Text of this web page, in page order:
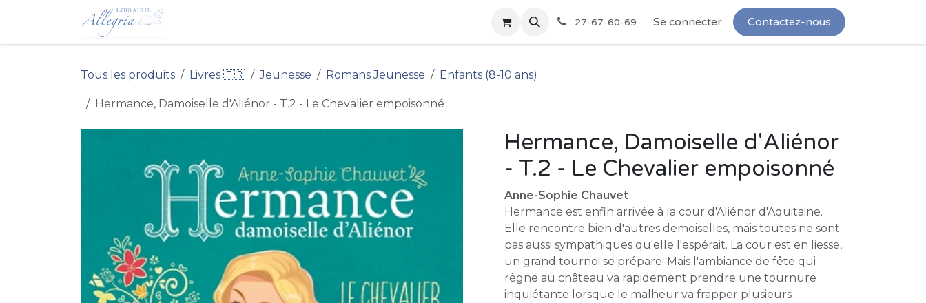
Se rendre au contenu
27-67-60-69 Se connecter Contactez-nous
Tous les produits Livres 🇫🇷 Jeunesse Romans Jeunesse Enfants (8-10 ans)
Hermance, Damoiselle d'Aliénor - T.2 - Le Chevalier empoisonné
Hermance, Damoiselle d'Aliénor
- T.2 - Le Chevalier empoisonné
Anne-Sophie Chauvet
Hermance est enfin arrivée à la cour d'Aliénor d'Aquitaine.
Elle rencontre bien d'autres demoiselles, mais toutes ne sont
pas aussi sympathiques qu'elle l'espérait. La cour est en liesse,
un grand tournoi se prépare. Mais l'ambiance de fête qui
règne au château va rapidement prendre une tournure
inquiétante lorsque le malheur va frapper plusieurs